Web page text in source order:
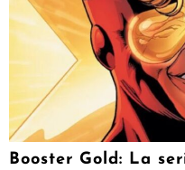
Booster Gold: La